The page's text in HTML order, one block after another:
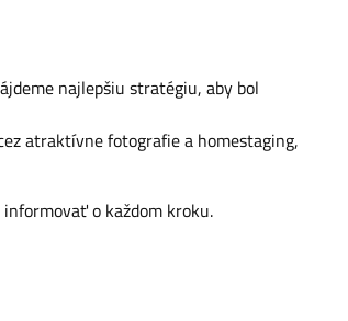
najlepšiu stratégiu, aby bol
atraktívne fotografie a homestaging,
o každom kroku.